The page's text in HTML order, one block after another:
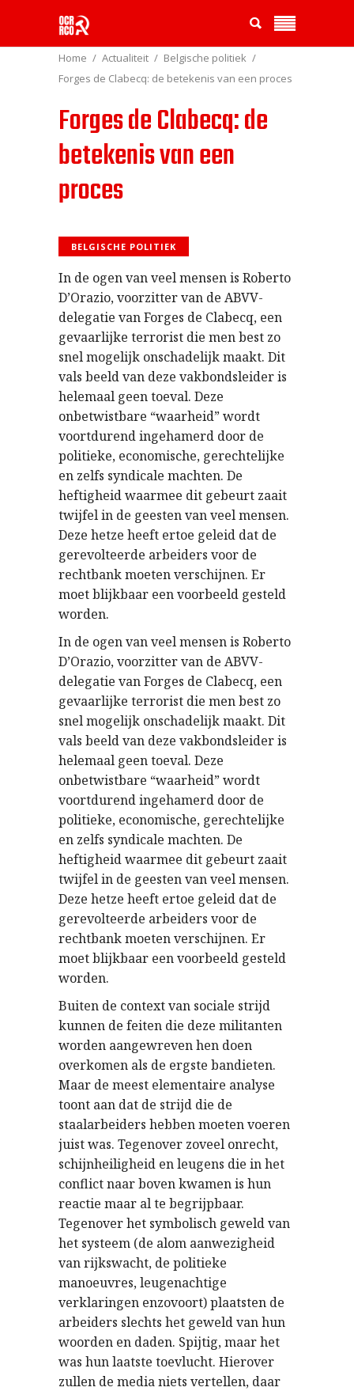
Home Actualiteit
Belgische politiek
Forges de Clabecq: de betekenis van een proces
Forges de Clabecq: de
betekenis van een
proces
BELGISCHE POLITIEK
In de ogen van veel mensen is Roberto
D’Orazio, voorzitter van de ABVV-
delegatie van Forges de Clabecq, een
gevaarlijke terrorist die men best zo
snel mogelijk onschadelijk maakt. Dit
vals beeld van deze vakbondsleider is
helemaal geen toeval. Deze
onbetwistbare “waarheid” wordt
voortdurend ingehamerd door de
politieke, economische, gerechtelijke
en zelfs syndicale machten. De
heftigheid waarmee dit gebeurt zaait
twijfel in de geesten van veel mensen.
Deze hetze heeft ertoe geleid dat de
gerevolteerde arbeiders voor de
rechtbank moeten verschijnen. Er
moet blijkbaar een voorbeeld gesteld
worden.
In de ogen van veel mensen is Roberto
D’Orazio, voorzitter van de ABVV-
delegatie van Forges de Clabecq, een
gevaarlijke terrorist die men best zo
snel mogelijk onschadelijk maakt. Dit
vals beeld van deze vakbondsleider is
helemaal geen toeval. Deze
onbetwistbare “waarheid” wordt
voortdurend ingehamerd door de
politieke, economische, gerechtelijke
en zelfs syndicale machten. De
heftigheid waarmee dit gebeurt zaait
twijfel in de geesten van veel mensen.
Deze hetze heeft ertoe geleid dat de
gerevolteerde arbeiders voor de
rechtbank moeten verschijnen. Er
moet blijkbaar een voorbeeld gesteld
worden.
Buiten de context van sociale strijd
kunnen de feiten die deze militanten
worden aangewreven hen doen
overkomen als de ergste bandieten.
Maar de meest elementaire analyse
toont aan dat de strijd die de
staalarbeiders hebben moeten voeren
juist was. Tegenover zoveel onrecht,
schijnheiligheid en leugens die in het
conflict naar boven kwamen is hun
reactie maar al te begrijpbaar.
Tegenover het symbolisch geweld van
het systeem (de alom aanwezigheid
van rijkswacht, de politieke
manoeuvres, leugenachtige
verklaringen enzovoort) plaatsten de
arbeiders slechts het geweld van hun
woorden en daden. Spijtig, maar het
was hun laatste toevlucht. Hierover
zullen de media niets vertellen, daar